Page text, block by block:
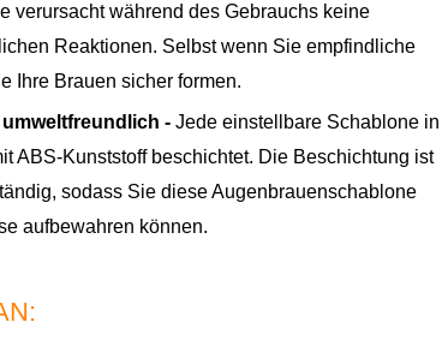
verursacht während des Gebrauchs keine
Reaktionen. Selbst wenn Sie empfindliche
Ihre Brauen sicher formen.
- Jede einstellbare Schablone in
ABS-Kunststoff beschichtet. Die Beschichtung ist
sodass Sie diese Augenbrauenschablone
aufbewahren können.